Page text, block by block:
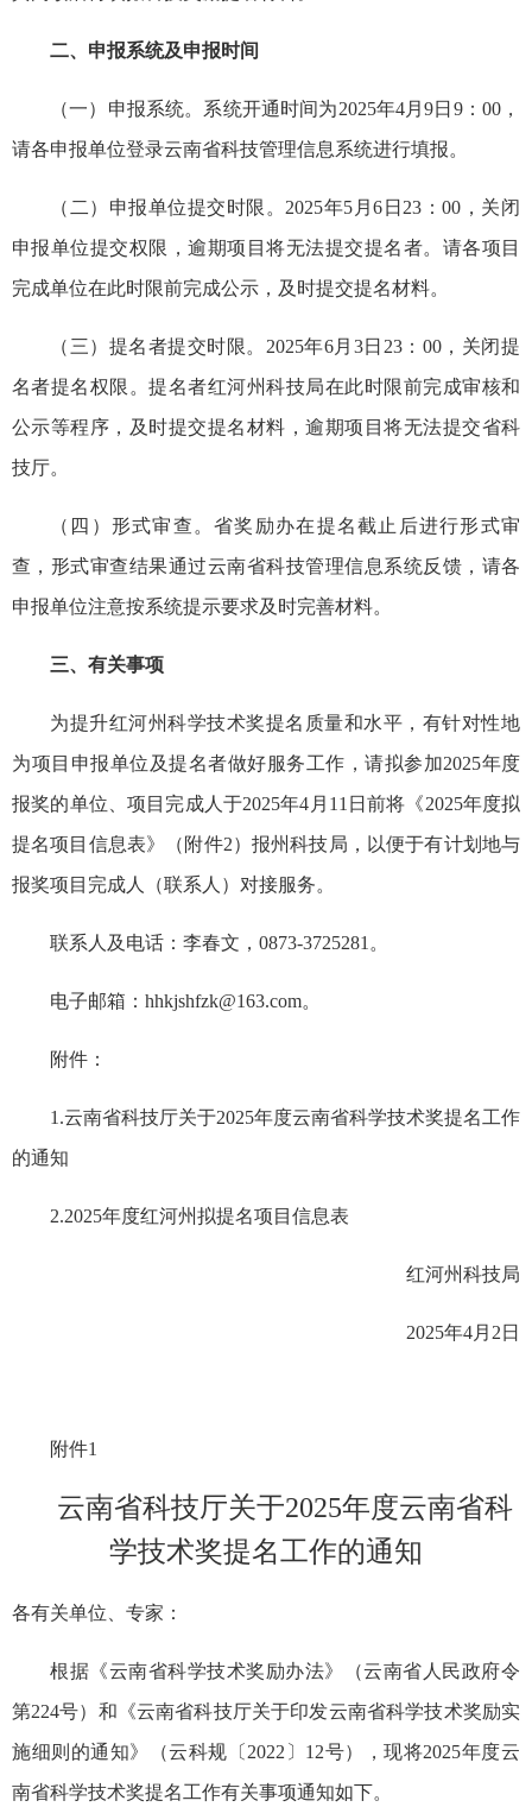
二、申报系统及申报时间
（一）申报系统。系统开通时间为2025年4月9日9：00，
请各申报单位登录云南省科技管理信息系统进行填报。
（二）申报单位提交时限。2025年5月6日23：00，关闭
申报单位提交权限，逾期项目将无法提交提名者。请各项目
完成单位在此时限前完成公示，及时提交提名材料。
（三）提名者提交时限。2025年6月3日23：00，关闭提
名者提名权限。提名者红河州科技局在此时限前完成审核和
公示等程序，及时提交提名材料，逾期项目将无法提交省科
技厅。
（四）形式审查。省奖励办在提名截止后进行形式审
查，形式审查结果通过云南省科技管理信息系统反馈，请各
申报单位注意按系统提示要求及时完善材料。
三、有关事项
为提升红河州科学技术奖提名质量和水平，有针对性地
为项目申报单位及提名者做好服务工作，请拟参加2025年度
报奖的单位、项目完成人于2025年4月11日前将《2025年度拟
提名项目信息表》（附件2）报州科技局，以便于有计划地与
报奖项目完成人（联系人）对接服务。
联系人及电话：李春文，0873-3725281。
电子邮箱：hhkjshfzk@163.com。
附件：
1.云南省科技厅关于2025年度云南省科学技术奖提名工作
的通知
2.2025年度红河州拟提名项目信息表
红河州科技局
2025年4月2日
附件1
云南省科技厅关于2025年度云南省科
学技术奖提名工作的通知
各有关单位、专家：
根据《云南省科学技术奖励办法》（云南省人民政府令
第224号）和《云南省科技厅关于印发云南省科学技术奖励实
施细则的通知》（云科规〔2022〕12号），现将2025年度云
南省科学技术奖提名工作有关事项通知如下。